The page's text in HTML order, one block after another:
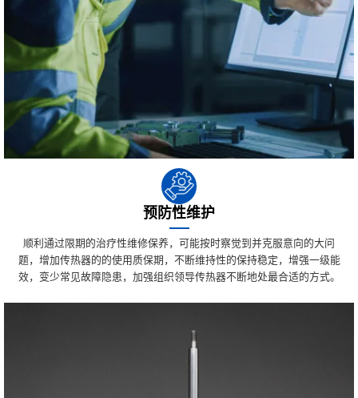
预防性维护
顺利通过限期的治疗性维修保养，可能按时察觉到并克服意向的大问
题，增加传热器的的使用质保期，不断维持性的保持稳定，增强一级能
效，变少常见故障隐患，加强组织领导传热器不断地处最合适的方式。